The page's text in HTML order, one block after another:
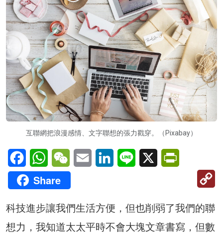
互聯網把浪漫感情、文字聯想的張力戳穿。（Pixabay）
FacebookWhatsAppWeChatEmail LinkedInLine X
Share
科技進步讓我們生活方便，但也削弱了我們的聯
想力，我知道太太平時不會大塊文章書寫，但數